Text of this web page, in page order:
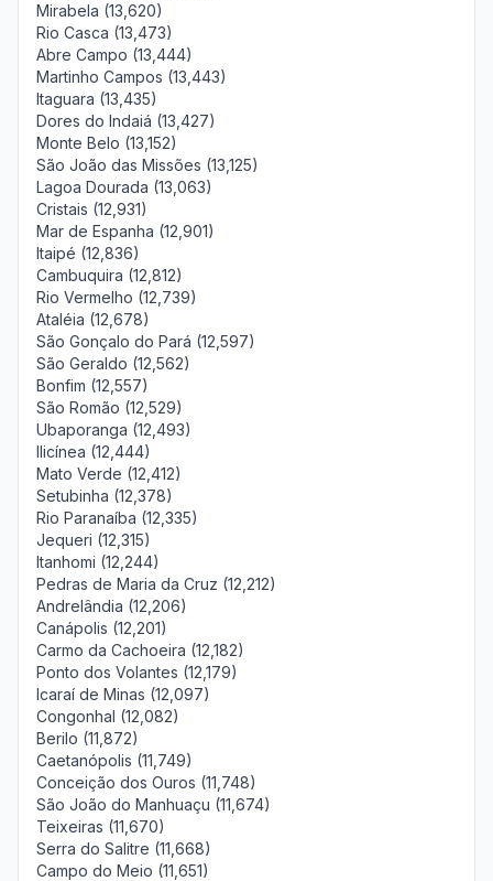
Mirabela (13,620)
Rio Casca (13,473)
Abre Campo (13,444)
Martinho Campos (13,443)
Itaguara (13,435)
Dores do Indaiá (13,427)
Monte Belo (13,152)
São João das Missões (13,125)
Lagoa Dourada (13,063)
Cristais (12,931)
Mar de Espanha (12,901)
Itaipé (12,836)
Cambuquira (12,812)
Rio Vermelho (12,739)
Ataléia (12,678)
São Gonçalo do Pará (12,597)
São Geraldo (12,562)
Bonfim (12,557)
São Romão (12,529)
Ubaporanga (12,493)
Ilicínea (12,444)
Mato Verde (12,412)
Setubinha (12,378)
Rio Paranaíba (12,335)
Jequeri (12,315)
Itanhomi (12,244)
Pedras de Maria da Cruz (12,212)
Andrelândia (12,206)
Canápolis (12,201)
Carmo da Cachoeira (12,182)
Ponto dos Volantes (12,179)
Icaraí de Minas (12,097)
Congonhal (12,082)
Berilo (11,872)
Caetanópolis (11,749)
Conceição dos Ouros (11,748)
São João do Manhuaçu (11,674)
Teixeiras (11,670)
Serra do Salitre (11,668)
Campo do Meio (11,651)